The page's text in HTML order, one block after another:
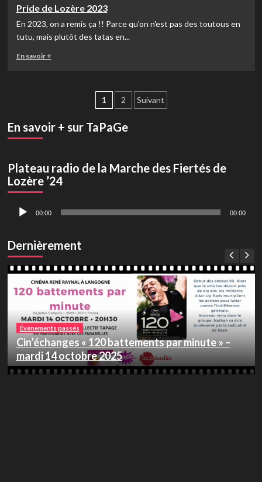
Marvejols
lundi
16
octobre
Anniversaire
et
AG
l’asso
Pride de Lozère 2023
En 2023, on a remis ça !! Parce qu'on n'est pas des toutous en
tutu, mais plutôt des tatas en...
En savoir +En
2023
Pagination
des
publications
1 2 Suivant
En savoir + sur TaPaGe
Plateau radio de la Marche des Fiertés de
Lozère ’24
Lecteur 00:00 00:00
Dernièrement
Événements passés
Cin’échanges « 120 battements par minute » –
mardi 14 octobre 2025